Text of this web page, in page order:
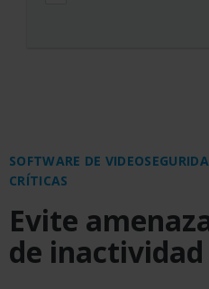
SOFTWARE DE
CRÍTICAS
Evite
de